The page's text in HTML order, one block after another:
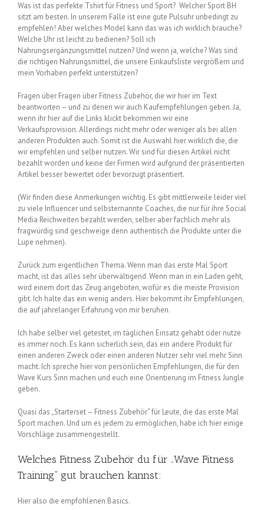
Was ist das perfekte Tshirt für Fitness und Sport? Welcher Sport BH
sitzt am besten. In unserem Falle ist eine gute Pulsuhr unbedingt zu
empfehlen! Aber welches Model kann das was ich wirklich brauche?
Welche Uhr ist leicht zu bedienen? Soll ich
Nahrungsergänzungsmittel nutzen? Und wenn ja, welche? Was sind
die richtigen Nahrungsmittel, die unsere Einkaufsliste vergrößern und
mein Vorhaben perfekt unterstützen?
Fragen über Fragen über Fitness Zubehör, die wir hier im Text
beantworten – und zu denen wir auch Kaufempfehlungen geben. Ja,
wenn ihr hier auf die Links klickt bekommen wir eine
Verkaufsprovision. Allerdings nicht mehr oder weniger als bei allen
anderen Produkten auch. Somit ist die Auswahl hier wirklich die, die
wir empfehlen und selber nutzen. Wir sind für diesen Artikel nicht
bezahlt worden und keine der Firmen wird aufgrund der präsentierten
Artikel besser bewertet oder bevorzugt präsentiert.
(Wir finden diese Anmerkungen wichtig. Es gibt mittlerweile leider viel
zu viele Influencer und selbsternannte Coaches, die nur für ihre Social
Media Reichweiten bezahlt werden, selber aber fachlich mehr als
fragwürdig sind geschweige denn authentisch die Produkte unter die
Lupe nehmen).
Zurück zum eigentlichen Thema. Wenn man das erste Mal Sport
macht, ist das alles sehr überwältigend. Wenn man in ein Laden geht,
wird einem dort das Zeug angeboten, wofür es die meiste Provision
gibt. Ich halte das ein wenig anders. Hier bekommt ihr Empfehlungen,
die auf jahrelanger Erfahrung von mir beruhen.
Ich habe selber viel getestet, im täglichen Einsatz gehabt oder nutze
es immer noch. Es kann sicherlich sein, das ein andere Produkt für
einen anderen Zweck oder einen anderen Nutzer sehr viel mehr Sinn
macht. Ich spreche hier von persönlichen Empfehlungen, die für den
Wave Kurs Sinn machen und euch eine Orientierung im Fitness Jungle
geben.
Quasi das „Starterset – Fitness Zubehör“ für Leute, die das erste Mal
Sport machen. Und um es jedem zu ermöglichen, habe ich hier einige
Vorschläge zusammengestellt.
Welches Fitness Zubehör du für „Wave Fitness
Training“ gut brauchen kannst:
Hier also die empfohlenen Basics.